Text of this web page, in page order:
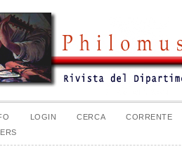
LOGIN CERCA
CORRENTE